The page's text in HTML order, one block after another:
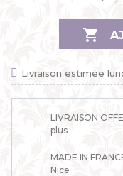

Livraison estimée
LIVRAISON
plus
MADE IN
Nice